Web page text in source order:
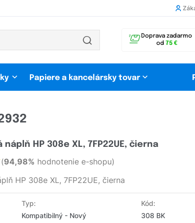
Doprava zadarmo
od 75 €
Papiere a kancelársky tovar
HP 308e XL, 7FP22UE, čierna
(94,98% hodnotenie e-shopu)
HP 308e XL, 7FP22UE, čierna
Typ:
Kompatibilný - Nový
Kód:
308 BK